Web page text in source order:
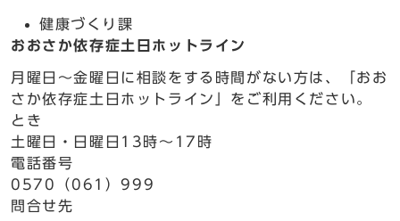
健康づくり課
おおさか依存症土日ホットライン
月曜日～金曜日に相談をする時間がない方は、「おお
さか依存症土日ホットライン」をご利用ください。
とき
土曜日・日曜日13時～17時
電話番号
0570（061）999
問合せ先